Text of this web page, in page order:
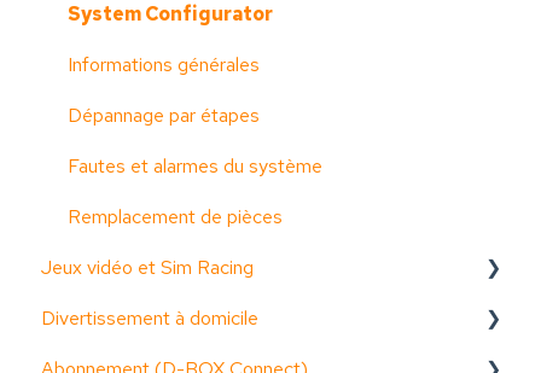
System Configurator
Informations générales
Dépannage par étapes
Fautes et alarmes du système
Remplacement de pièces
Jeux vidéo et Sim Racing
Activation de l'appareil
Divertissement à domicile